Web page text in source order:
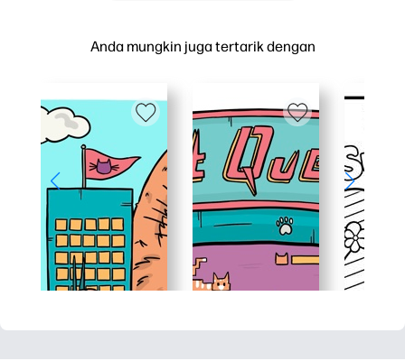
Anda mungkin juga tertarik dengan